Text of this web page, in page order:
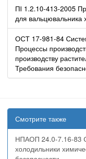
ПІ 1.2.10-413-2005
для вальцювальника
ОСТ 17-981-84
Процессы
производству
Требования
Смотрите также
НПАОП 24.0-7.16-83
холодильники